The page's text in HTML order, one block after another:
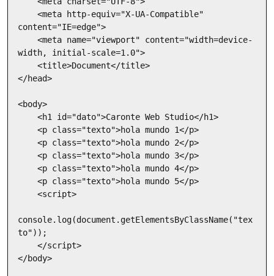
content="IE=edge">
width, initial-scale=1.0">
</head>
<body>
console.log(document.getElementsByClassName("tex
to"));
</body>